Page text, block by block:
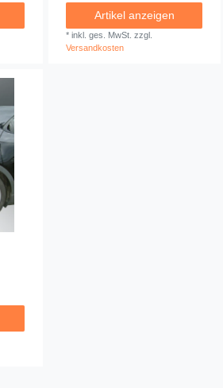
Artikel anzeigen
* inkl. ges. MwSt. zzgl.
Versandkosten